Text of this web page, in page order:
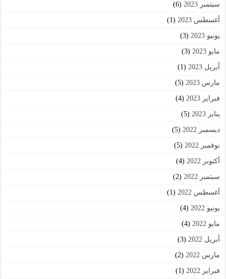
سبتمبر 2023 (6)
أغسطس 2023 (1)
يونيو 2023 (3)
مايو 2023 (3)
أبريل 2023 (1)
مارس 2023 (5)
فبراير 2023 (4)
يناير 2023 (5)
ديسمبر 2022 (5)
نوفمبر 2022 (5)
أكتوبر 2022 (4)
سبتمبر 2022 (2)
أغسطس 2022 (1)
يونيو 2022 (4)
مايو 2022 (4)
أبريل 2022 (3)
مارس 2022 (2)
فبراير 2022 (1)